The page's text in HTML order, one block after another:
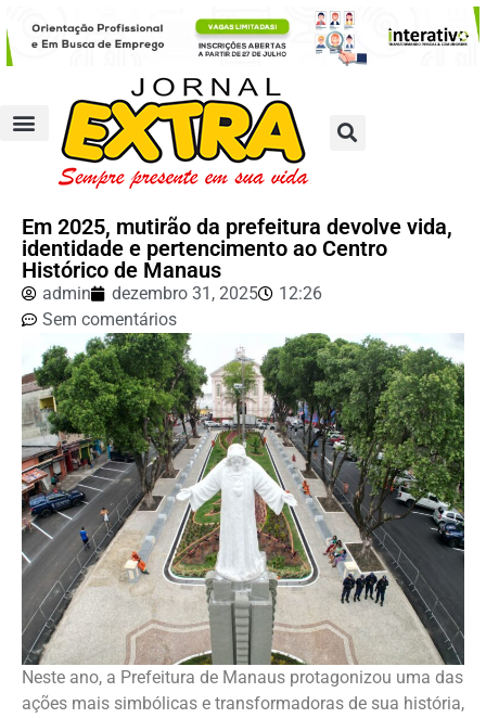
Em 2025, mutirão da prefeitura devolve vida,
identidade e pertencimento ao Centro
Histórico de Manaus
admin dezembro 31, 2025
12:26
Sem comentários
Neste ano, a Prefeitura de Manaus protagonizou uma das
ações mais simbólicas e transformadoras de sua história,